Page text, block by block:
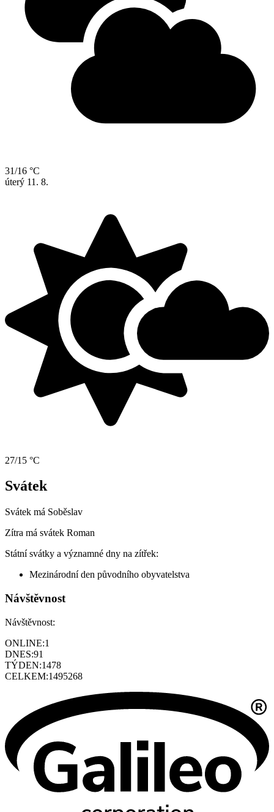
31/16 °C
úterý 11. 8.
27/15 °C
Svátek
Svátek má Soběslav
Zítra má svátek Roman
Státní svátky a významné dny na zítřek:
Mezinárodní den původního obyvatelstva
Návštěvnost
Návštěvnost:
ONLINE:1
DNES:91
TÝDEN:1478
CELKEM:1495268